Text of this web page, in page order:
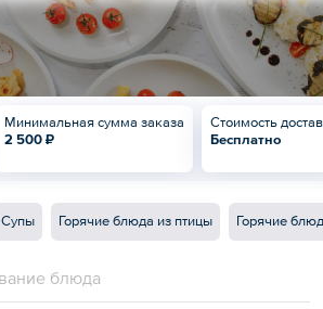
Минимальная сумма заказа
2 500 ₽
Стоимость
Бесплатно
Супы Горячие блюда из птицы Горячие